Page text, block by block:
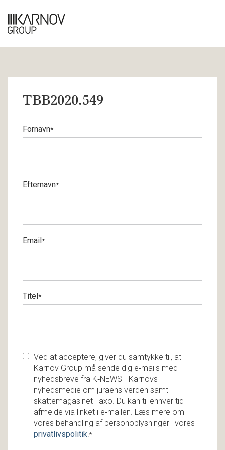
TBB2020.549
Fornavn*
Efternavn*
Email*
Titel*
Ved at acceptere, giver du samtykke til, at
Karnov Group må sende dig e‑mails med
nyhedsbreve fra K‑NEWS - Karnovs
nyhedsmedie om juraens verden samt
skattemagasinet Taxo. Du kan til enhver tid
afmelde via linket i e‑mailen. Læs mere om
vores behandling af personoplysninger i vores
privatlivspolitik.*